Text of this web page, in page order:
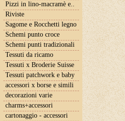
Pizzi in lino-macramè e..
Riviste
Sagome e Rocchetti legno
Schemi punto croce
Schemi punti tradizionali
Tessuti da ricamo
Tessuti x Broderie Suisse
Tessuti patchwork e baby
accessori x borse e simili
decorazioni varie
charms+accessori
cartonaggio - accessori